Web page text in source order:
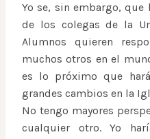
Yo se, sin embargo,
de los colegas de la
Alumnos quieren
muchos otros en el
es lo próximo que
grandes cambios en la
No tengo mayores
cualquier otro. Yo